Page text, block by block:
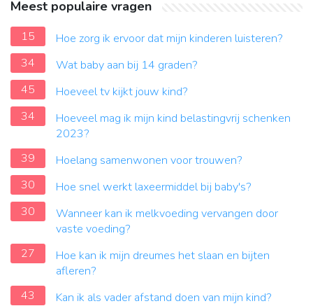
Meest populaire vragen
15
Hoe zorg ik ervoor dat mijn kinderen luisteren?
34
Wat baby aan bij 14 graden?
45
Hoeveel tv kijkt jouw kind?
34
Hoeveel mag ik mijn kind belastingvrij schenken
2023?
39
Hoelang samenwonen voor trouwen?
30
Hoe snel werkt laxeermiddel bij baby's?
30
Wanneer kan ik melkvoeding vervangen door
vaste voeding?
27
Hoe kan ik mijn dreumes het slaan en bijten
afleren?
43
Kan ik als vader afstand doen van mijn kind?